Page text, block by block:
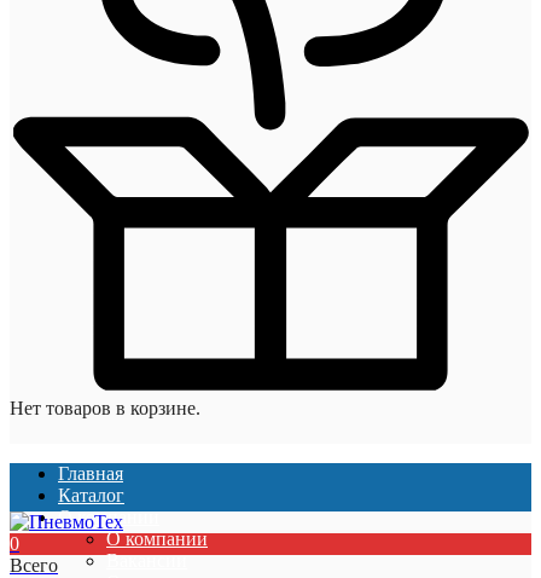
Нет товаров в корзине.
Главная
Каталог
О компании
О компании
Вакансии
0
Всего